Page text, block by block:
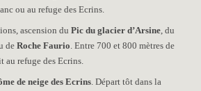
ou au refuge des Ecrins.
ascension duPic du glacier d’Arsine, du
deRoche Faurio. Entre 700 et 800 mètres de
refuge des Ecrins.
de neige des Ecrins. Départ tôt dans la